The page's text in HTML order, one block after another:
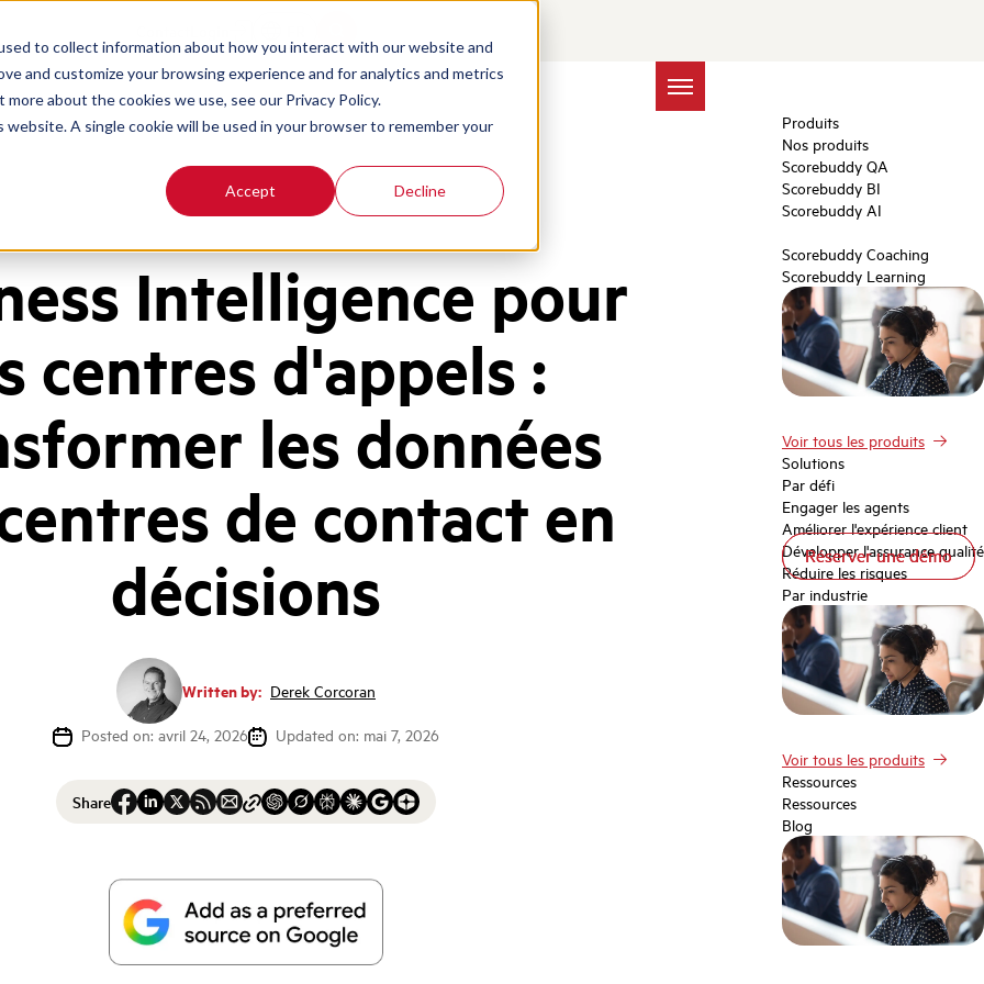
to collect information about how you interact with our website and
and customize your browsing experience and for analytics and metrics
about the cookies we use, see our Privacy Policy.
A single cookie will be used in your browser to remember your
Accept Decline
Produits
Nos produits
Scorebuddy QA
Scorebuddy BI
Scorebuddy AI
Scorebuddy Coaching
Scorebuddy Learning
Voir tous les produits
Solutions
Par défi
Engager les agents
Améliorer l'expérience client
Développer l'assurance qualité
Réduire les risques
Par industrie
Voir tous les produits
Ressources
Ressources
Blog
Réserver une démo
Réserver une démo
Intelligence pour
centres d'appels :
les données
de contact en
décisions
Written by: Derek Corcoran
Posted on: avril 24, 2026
Updated on: mai 7, 2026
Share